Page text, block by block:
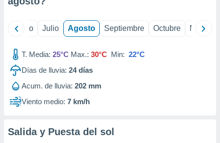
mediante
publicidad
publicidad
Junio Julio Agosto Septiembre Octubre
T. Media: 25°C Max.: 30°C Min: 22°C
Días de lluvia: 24días
Acum. de lluvia: 202 mm
Viento medio: 7 km/h
Salida y Puesta del sol